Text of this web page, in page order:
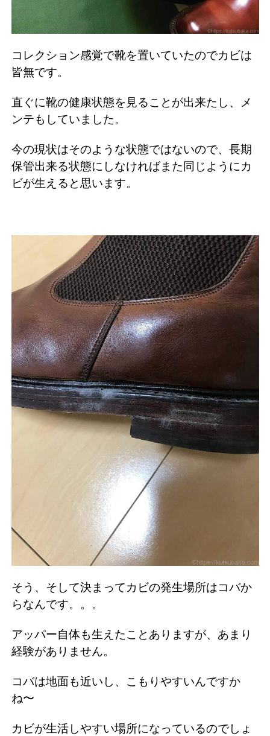
コレクション感覚で靴を置いていたのでカビは
皆無です。
直ぐに靴の健康状態を見ることが出来たし、メ
ンテもしていました。
今の現状はそのような状態ではないので、長期
保管出来る状態にしなければまた同じようにカ
ビが生えると思います。
そう、そして決まってカビの発生場所はコバか
らなんです。。。
アッパー自体も生えたことありますが、あまり
経験がありません。
コバは地面も近いし、こもりやすいんですか
ね〜
カビが生活しやすい場所になっているのでしょ